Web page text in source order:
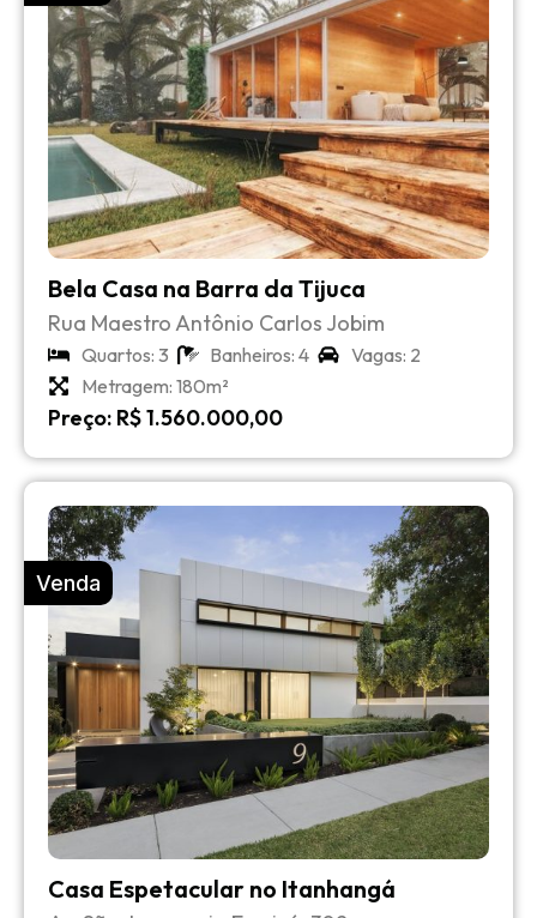
Bela Casa na Barra da Tijuca
Rua Maestro Antônio Carlos Jobim
Quartos: 3 Banheiros: 4
Vagas: 2
Metragem: 180m²
Preço: R$ 1.560.000,00
Casa Espetacular no Itanhangá
Venda